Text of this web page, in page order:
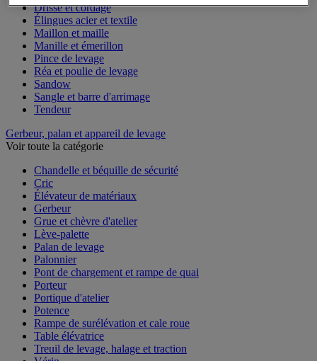
Drisse et cordage
Élingues acier et textile
Maillon et maille
Manille et émerillon
Pince de levage
Réa et poulie de levage
Sandow
Sangle et barre d'arrimage
Tendeur
Gerbeur, palan et appareil de levage
Voir toute la catégorie
Chandelle et béquille de sécurité
Cric
Élévateur de matériaux
Gerbeur
Grue et chèvre d'atelier
Lève-palette
Palan de levage
Palonnier
Pont de chargement et rampe de quai
Porteur
Portique d'atelier
Potence
Rampe de surélévation et cale roue
Table élévatrice
Treuil de levage, halage et traction